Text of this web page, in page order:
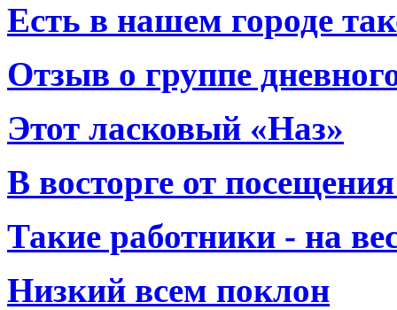
Есть в нашем городе
Отзыв о группе
Этот ласковый «Наз»
В восторге от
Такие работники - на
Низкий всем поклон